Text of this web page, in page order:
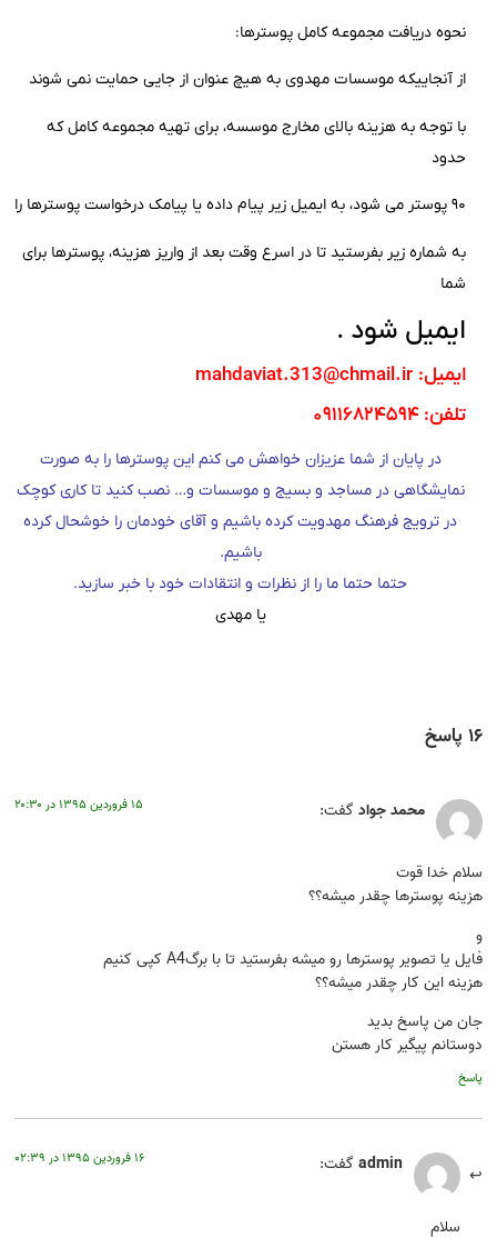
نحوه دریافت مجموعه کامل پوسترها:
از آنجاییکه موسسات مهدوی به هیچ عنوان از جایی حمایت نمی شوند
با توجه به هزینه بالای مخارج موسسه، برای تهیه مجموعه کامل که
حدود
۹۰ پوستر می شود، به ایمیل زیر پیام داده یا پیامک درخواست پوسترها را
به شماره زیر بفرستید تا در اسرع وقت بعد از واریز هزینه، پوسترها برای
شما
ایمیل شود .
ایمیل: mahdaviat.313@chmail.ir
تلفن: ۰۹۱۱۶۸۲۴۵۹۴
در پایان از شما عزیزان خواهش می کنم این پوسترها را به صورت
نمایشگاهی در مساجد و بسیج و موسسات و… نصب کنید تا کاری کوچک
در ترویج فرهنگ مهدویت کرده باشیم و آقای خودمان را خوشحال کرده
باشیم.
حتما حتما ما را از نظرات و انتقادات خود با خبر سازید.
یا مهدی
۱۶ پاسخ
محمد جواد گفت: ۱۵ فروردین ۱۳۹۵ در ۲۰:۳۰
سلام خدا قوت
هزینه پوسترها چقدر میشه؟؟
و
فایل یا تصویر پوسترها رو میشه بفرستید تا با برگA4 کپی کنیم
هزینه این کار چقدر میشه؟؟
جان من پاسخ بدید
دوستانم پیگیر کار هستن
پاسخ
admin گفت: ۱۶ فروردین ۱۳۹۵ در ۰۲:۳۹
سلام